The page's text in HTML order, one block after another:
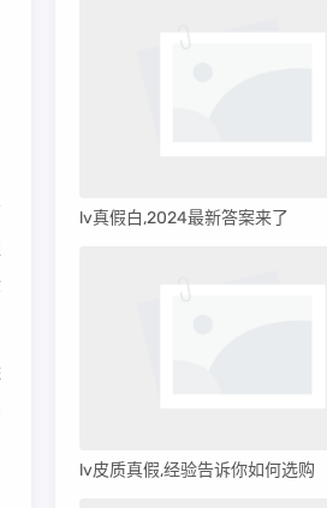
lv真假白,2024最新答案来了
lv皮质真假,经验告诉你如何选购